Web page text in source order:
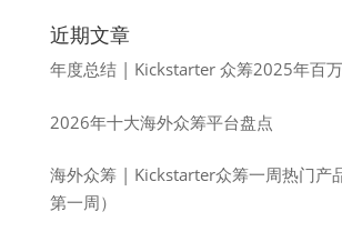
近期文章
年度总结 | Kickstarter 众筹2025年百
2026年十大海外众筹平台盘点
海外众筹 | Kickstarter众筹一周热门产
第一周）